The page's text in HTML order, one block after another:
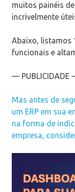
muitos painéis
incrivelmente
Abaixo, listamos
funcionais e
— PUBLICIDADE
Mas antes de
um ERP em sua
na forma de
empresa,